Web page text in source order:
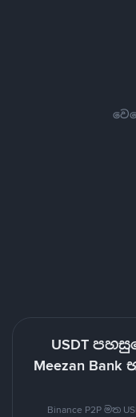
USDT
Meezan
Binance P2P